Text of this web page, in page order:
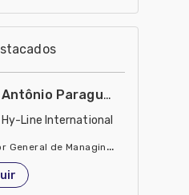
Ocampo
Antônio Paraguassu
Hy-Line International
Director General de Managing
Unidos de América